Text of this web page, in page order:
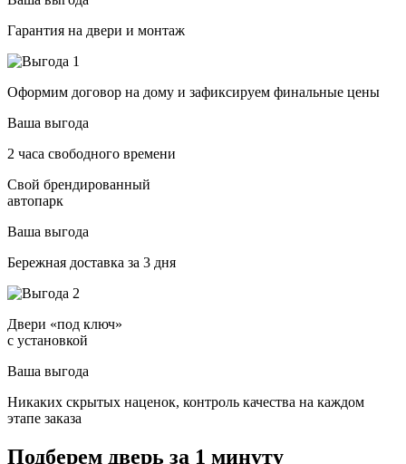
Гарантия на двери и монтаж
Оформим договор на дому и зафиксируем финальные цены
Ваша выгода
2 часа свободного времени
Свой брендированный
автопарк
Ваша выгода
Бережная доставка за 3 дня
Двери «под ключ»
с установкой
Ваша выгода
Никаких скрытых наценок, контроль качества на каждом
этапе заказа
Подберем дверь за 1 минуту